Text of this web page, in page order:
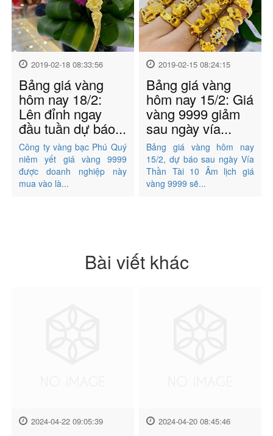
2019-02-18 08:33:56
Bảng giá vàng
hôm nay 18/2:
Lên đỉnh ngay
đầu tuần dự báo...
Công ty vàng bạc Phú Quý
niêm yết giá vàng 9999
được doanh nghiệp này
mua vào là...
2019-02-15 08:24:15
Bảng giá vàng
hôm nay 15/2: Giá
vàng 9999 giảm
sau ngày vía...
Bảng giá vàng hôm nay
15/2, dự báo sau ngày Vía
Thần Tài 10 Âm lịch giá
vàng 9999 sẽ...
Bài viết khác
2024-04-22 09:05:39 2024-04-20 08:45:46